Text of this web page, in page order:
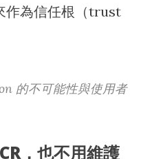
作為信任根（trust
的不可能性與使用者
，也不用維護